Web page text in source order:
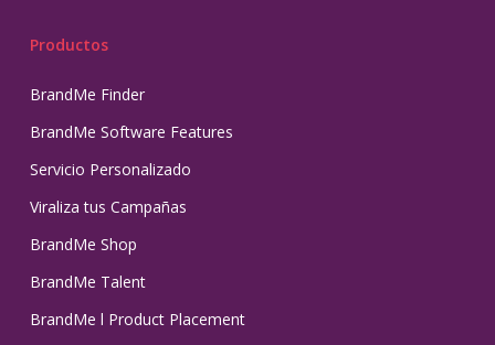
Productos
BrandMe Finder
BrandMe Software Features
Servicio Personalizado
Viraliza tus Campañas
BrandMe Shop
BrandMe Talent
BrandMe l Product Placement